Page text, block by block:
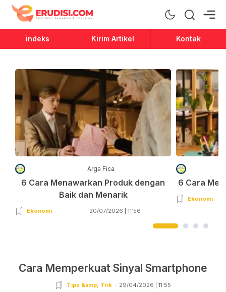
Erudisi
Temukan Jawaban dan Inspirasi
indeks Kirim Artikel Kontak
Arga Fica
6 Cara Menawarkan Produk dengan
Baik dan Menarik
Ekonomi 20/07/2026 | 11:56
6 Cara
Ekonomi
Cara Memperkuat Sinyal Smartphone
Tips &amp; Trik 29/04/2026 | 11:55